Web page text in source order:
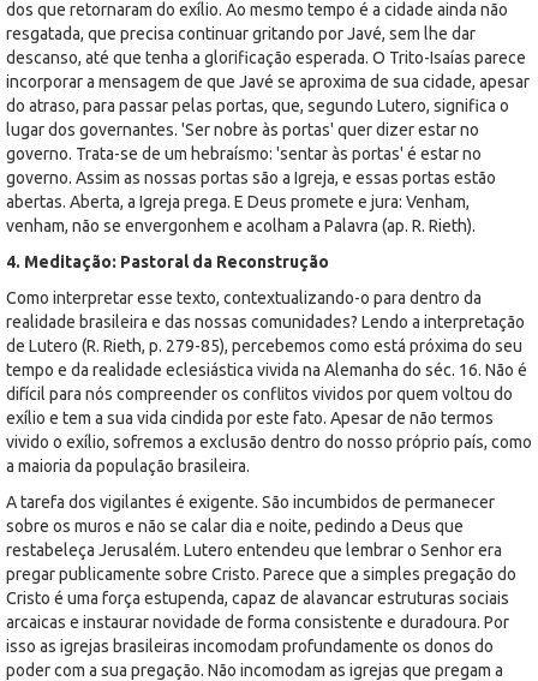
dos que retornaram do exílio. Ao mesmo tempo é a cidade ainda não
resgatada, que precisa continuar gritando por Javé, sem lhe dar
descanso, até que tenha a glorificação esperada. O Trito-Isaías parece
incorporar a mensagem de que Javé se aproxima de sua cidade, apesar
do atraso, para passar pelas portas, que, segundo Lutero, significa o
lugar dos governantes. 'Ser nobre às portas' quer dizer estar no
governo. Trata-se de um hebraísmo: 'sentar às portas' é estar no
governo. Assim as nossas portas são a Igreja, e essas portas estão
abertas. Aberta, a Igreja prega. E Deus promete e jura: Venham,
venham, não se envergonhem e acolham a Palavra (ap. R. Rieth).
4. Meditação: Pastoral da Reconstrução
Como interpretar esse texto, contextualizando-o para dentro da
realidade brasileira e das nossas comunidades? Lendo a interpretação
de Lutero (R. Rieth, p. 279-85), percebemos como está próxima do seu
tempo e da realidade eclesiástica vivida na Alemanha do séc. 16. Não é
difícil para nós compreender os conflitos vividos por quem voltou do
exílio e tem a sua vida cindida por este fato. Apesar de não termos
vivido o exílio, sofremos a exclusão dentro do nosso próprio país, como
a maioria da população brasileira.
A tarefa dos vigilantes é exigente. São incumbidos de permanecer
sobre os muros e não se calar dia e noite, pedindo a Deus que
restabeleça Jerusalém. Lutero entendeu que lembrar o Senhor era
pregar publicamente sobre Cristo. Parece que a simples pregação do
Cristo é uma força estupenda, capaz de alavancar estruturas sociais
arcaicas e instaurar novidade de forma consistente e duradoura. Por
isso as igrejas brasileiras incomodam profundamente os donos do
poder com a sua pregação. Não incomodam as igrejas que pregam a